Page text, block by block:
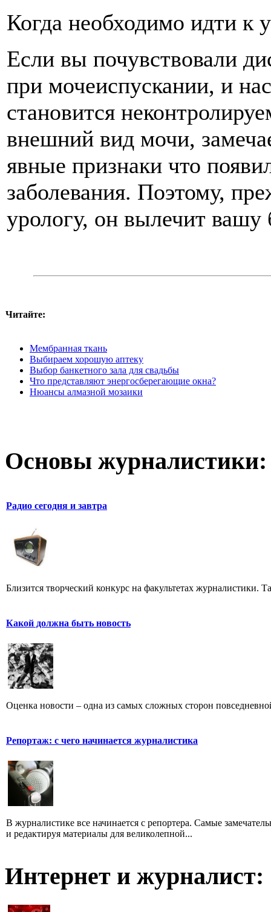
Когда необходимо идти к
Если вы почувствовали
при мочеиспускании, и
становится
внешний вид мочи,
явные признаки что
заболевания. Поэтому,
урологу, он вылечит вашу
Читайте:
Мембранная ткань
Выбираем хорошую аптеку
Выбор банкетного зала для свадьбы
Что представляют энергосберегающие окна?
Нюансы алмазной мозаики
Основы журналистики:
Радио сегодня и завтра
Близится творческий конкурс на факультетах
Какой должна быть новость
Оценка новости – одна из самых сложных сторон
Репортаж: с чего начинается журналистика
В журналистике все начинается с репортера. Самые
и редактируя материалы для великолепной...
Интернет и журналист: